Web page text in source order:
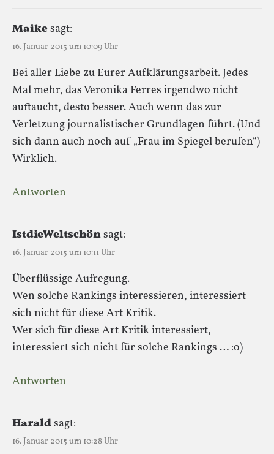
Maikesagt:
16. Januar 2015 um 10:09 Uhr
Bei aller Liebe zu Eurer Aufklärungsarbeit. Jedes
Mal mehr, das Veronika Ferres irgendwo nicht
auftaucht, desto besser. Auch wenn das zur
Verletzung journalistischer Grundlagen führt. (Und
sich dann auch noch auf „Frau im Spiegel berufen“)
Wirklich.
Antworten
IstdieWeltschönsagt:
16. Januar 2015 um 10:11 Uhr
Überflüssige Aufregung.
Wen solche Rankings interessieren, interessiert
sich nicht für diese Art Kritik.
Wer sich für diese Art Kritik interessiert,
interessiert sich nicht für solche Rankings … :o)
Antworten
Haraldsagt:
16. Januar 2015 um 10:28 Uhr